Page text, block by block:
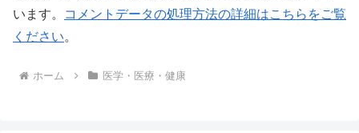
います。
コメントデータの処理方法の詳細はこちらをご覧
ください。
ホーム 医学・医療・健康